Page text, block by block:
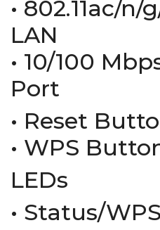
• 802.11ac/
LAN
• 10/100
Port
• Reset
• WPS
LEDs
• Status/WPS